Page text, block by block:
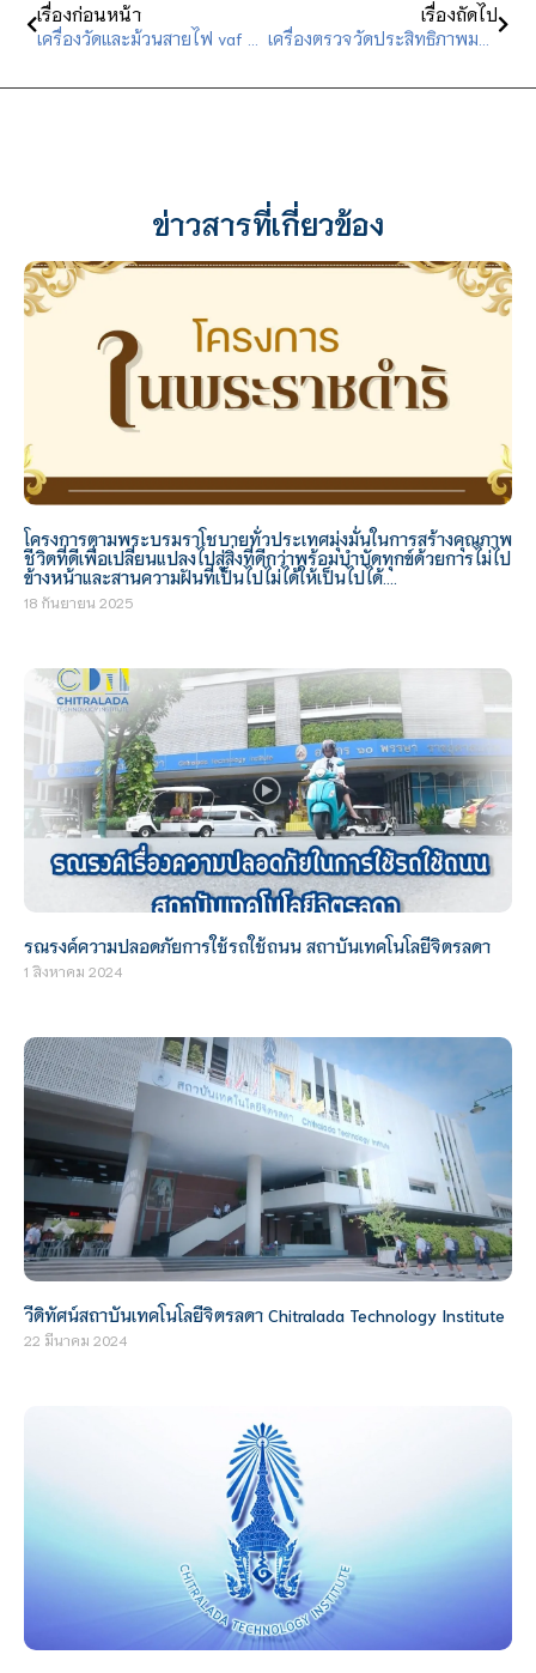
เรื่องก่อนหน้า เรื่องถัดไป
ข่าวสารที่เกี่ยวข้อง
โครงการตามพระบรมราโชบายทั่วประเทศมุ่งมั่นในการสร้างคุณภาพ
ชีวิตที่ดีเพื่อเปลี่ยนแปลงไปสู่สิ่งที่ดีกว่าพร้อมบำบัดทุกข์ด้วยการไม่ไป
ข้างหน้าและสานความฝันที่เป็นไปไม่ได้ให้เป็นไปได้….
18 กันยายน 2025
รณรงค์ความปลอดภัยการใช้รถใช้ถนน สถาบันเทคโนโลยีจิตรลดา
1 สิงหาคม 2024
วีดิทัศน์สถาบันเทคโนโลยีจิตรลดา Chitralada Technology Institute
22 มีนาคม 2024